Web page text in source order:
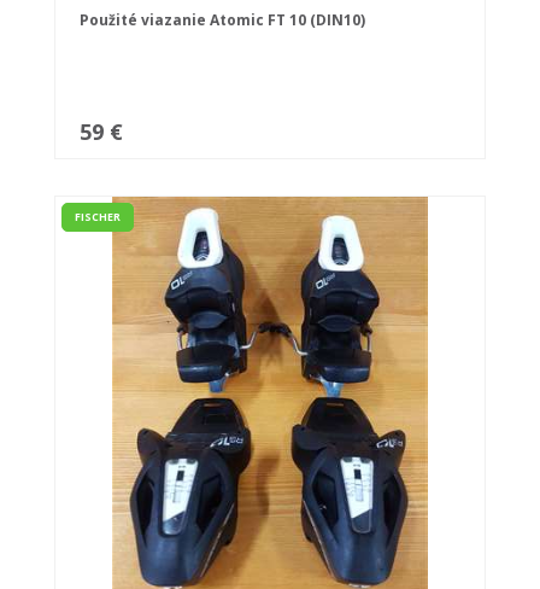
Použité viazanie Atomic FT 10 (DIN10)
59 €
FISCHER